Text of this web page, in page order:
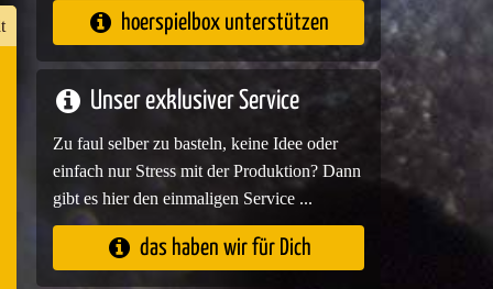
hoerspielbox unterstützen
Unser exklusiver Service
Zu faul selber zu basteln, keine Idee oder
einfach nur Stress mit der Produktion? Dann
gibt es hier den einmaligen Service ...
das haben wir für Dich